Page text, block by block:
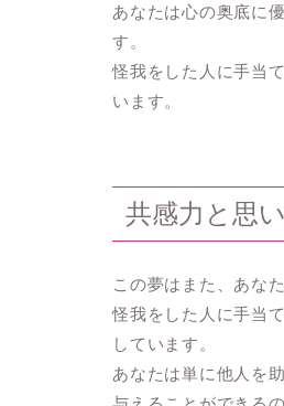
あなたは心の奥底に
す。
怪我をした人に手当
います。
共感力と思
この夢はまた、あな
怪我をした人に手当
しています。
あなたは単に他人を